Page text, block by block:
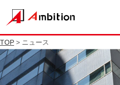
TOP > ニュース